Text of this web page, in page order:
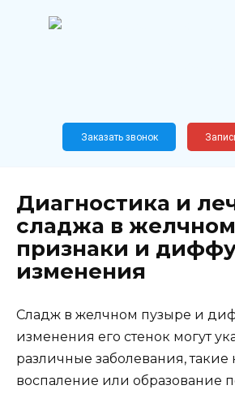
Заказать звонок
Диагностика и
сладжа в
признаки и
изменения
Сладж в желчном пузыре и
изменения его стенок могут
различные заболевания, такие
воспаление или образование